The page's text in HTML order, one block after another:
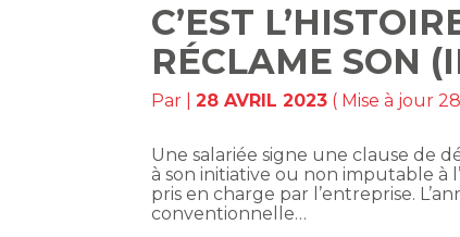
C’EST
RÉCLAME SON
Par |28 AVRIL 2023 ( Mise à jour
Une salariée signe une clause de
à son initiative ou non imputable à
pris en charge par l’entreprise.
conventionnelle…